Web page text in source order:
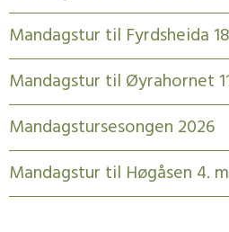
Mandagstur til Fyrdsheida
Mandagstur til Øyrahornet
Mandagstursesongen 2026
Mandagstur til Høgåsen 4.